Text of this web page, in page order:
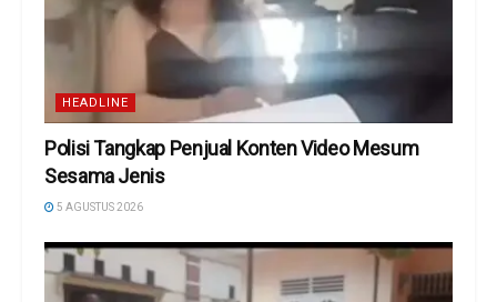
HEADLINE
Polisi Tangkap Penjual Konten Video Mesum
Sesama Jenis
5 AGUSTUS 2026